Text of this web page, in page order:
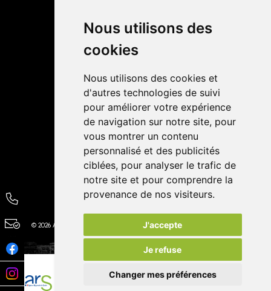
Nous utilisons des
cookies
Nous utilisons des cookies et
d'autres technologies de suivi
pour améliorer votre expérience
de navigation sur notre site, pour
vous montrer un contenu
personnalisé et des publicités
ciblées, pour analyser le trafic de
notre site et pour comprendre la
provenance de nos visiteurs.
J'accepte
Je refuse
Changer mes préférences
Livraisons
4,4 / 5 65 avis
© 2026 Autour de la Pharmacie Tous droits réservés